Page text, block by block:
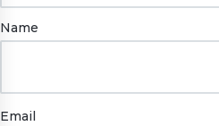
Name
Email